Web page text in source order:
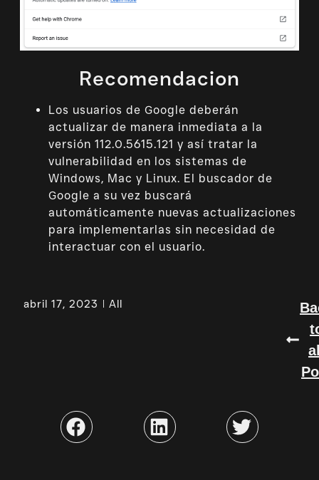
Recomendacion
Los usuarios de Google deberán
actualizar de manera inmediata a la
versión 112.0.5615.121 y así tratar la
vulnerabilidad en los sistemas de
Windows, Mac y Linux. El buscador de
Google a su vez buscará
automáticamente nuevas actualizaciones
para implementarlas sin necesidad de
interactuar con el usuario.
abril 17, 2023 All